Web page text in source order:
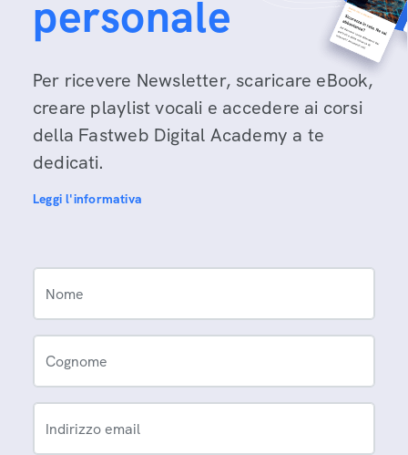
personale
Per ricevere Newsletter, scaricare eBook,
creare playlist vocali e accedere ai corsi
della Fastweb Digital Academy a te
dedicati.
Leggi l'informativa
Nome
Cognome
Indirizzo email